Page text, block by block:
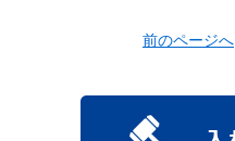
前のページへ